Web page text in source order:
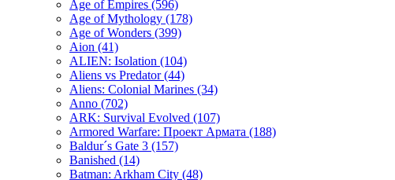
Age of Empires (596)
Age of Mythology (178)
Age of Wonders (399)
Aion (41)
ALIEN: Isolation (104)
Aliens vs Predator(44)
Aliens: Colonial Marines (34)
Anno (702)
ARK: Survival Evolved (107)
Armored Warfare: Проект Армата (188)
Baldur´s Gate 3 (157)
Banished (14)
Batman: Arkham City (48)